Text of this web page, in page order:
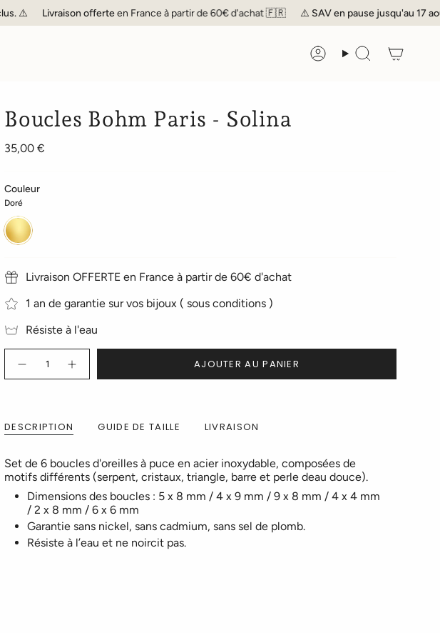
Livraison offerteen France à partir de 60€ d'achat 🇫🇷 ⚠️SAVen pause jusqu'au 17 août
CompteRecherche
Boucles Bohm Paris - Solina
35,00 €
Couleur
Doré
Doré
Livraison OFFERTE en France à partir de 60€ d'achat
1 an de garantie sur vos bijoux ( sous conditions )
Résiste à l'eau
AJOUTER AU PANIER
DESCRIPTION GUIDE DE TAILLE LIVRAISON
Set de 6 boucles d'oreilles à puce en acier inoxydable, composées de
motifs différents (serpent, cristaux, triangle, barre et perle deau douce).
Dimensions des boucles : 5 x 8 mm / 4 x 9 mm / 9 x 8 mm / 4 x 4 mm
/ 2 x 8 mm / 6 x 6 mm
Garantie sans nickel, sans cadmium, sans sel de plomb.
Résiste à l’eau et ne noircit pas.